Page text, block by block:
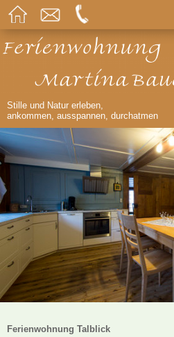
Stille und Natur erleben,
ankommen, ausspannen, durchatmen
Ferienwohnung Talblick